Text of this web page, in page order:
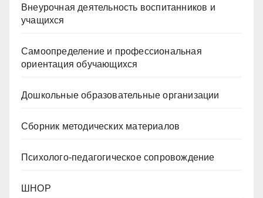
Внеурочная деятельность воспитанников и
учащихся
Самоопределение и профессиональная
ориентация обучающихся
Дошкольные образовательные организации
Сборник методических материалов
Психолого-педагогическое сопровождение
ШНОР